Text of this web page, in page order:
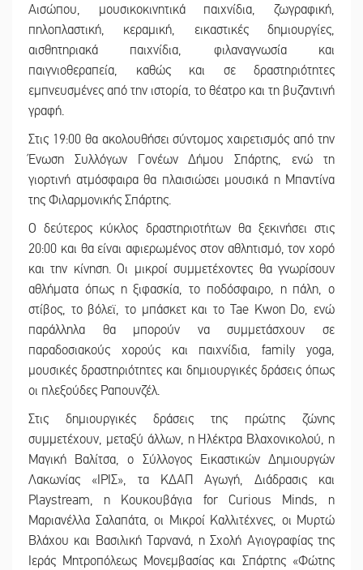
Αισώπου, μουσικοκινητικά παιχνίδια, ζωγραφική,
πηλοπλαστική, κεραμική, εικαστικές δημιουργίες,
αισθητηριακά παιχνίδια, φιλαναγνωσία και
παιγνιοθεραπεία, καθώς και σε δραστηριότητες
εμπνευσμένες από την ιστορία, το θέατρο και τη βυζαντινή
γραφή.
Στις 19:00 θα ακολουθήσει σύντομος χαιρετισμός από την
Ένωση Συλλόγων Γονέων Δήμου Σπάρτης, ενώ τη
γιορτινή ατμόσφαιρα θα πλαισιώσει μουσικά η Μπαντίνα
της Φιλαρμονικής Σπάρτης.
Ο δεύτερος κύκλος δραστηριοτήτων θα ξεκινήσει στις
20:00 και θα είναι αφιερωμένος στον αθλητισμό, τον χορό
και την κίνηση. Οι μικροί συμμετέχοντες θα γνωρίσουν
αθλήματα όπως η ξιφασκία, το ποδόσφαιρο, η πάλη, ο
στίβος, το βόλεϊ, το μπάσκετ και το Tae Kwon Do, ενώ
παράλληλα θα μπορούν να συμμετάσχουν σε
παραδοσιακούς χορούς και παιχνίδια, family yoga,
μουσικές δραστηριότητες και δημιουργικές δράσεις όπως
οι πλεξούδες Ραπουνζέλ.
Στις δημιουργικές δράσεις της πρώτης ζώνης
συμμετέχουν, μεταξύ άλλων, η Ηλέκτρα Βλαχονικολού, η
Μαγική Βαλίτσα, ο Σύλλογος Εικαστικών Δημιουργών
Λακωνίας «ΙΡΙΣ», τα ΚΔΑΠ Αγωγή, Διάδρασις και
Playstream, η Κουκουβάγια for Curious Minds, η
Μαριανέλλα Σαλαπάτα, οι Μικροί Καλλιτέχνες, οι Μυρτώ
Βλάχου και Βασιλική Ταρνανά, η Σχολή Αγιογραφίας της
Ιεράς Μητροπόλεως Μονεμβασίας και Σπάρτης «Φώτης